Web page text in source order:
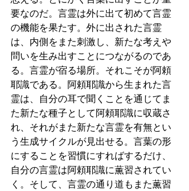
要なのだ。言霊は外に出て初めて言霊
の機能を果たす。外に出された言霊
は、内側をまた刺激し、新たな考えや
問いを生み出すことにつながるのであ
る。言霊が宿る場所。それこそが阿頼
耶識である。阿頼耶識から生まれた言
霊は、自分の耳で聞くことを通じてま
た新たな種子として阿頼耶識に収蔵さ
れ、それがまた新たな言霊を有無とい
う生成サイクルが見出せる。言葉の形
にすることを習慣にすればするだけ、
自分の言霊は阿頼耶識に薫習されてい
く。そして、言霊の通り道もまた薫習